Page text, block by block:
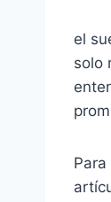
el
solo